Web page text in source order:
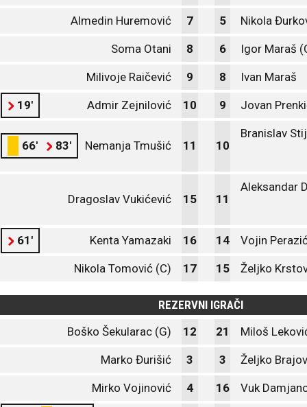
Almedin Huremović 7 5 Nikola
Soma Otani 8 6 Igor Maraš
Milivoje Raičević 9 8 Ivan Maraš
19' Admir Zejnilović 10 9 Jovan
66' 83' Nemanja Tmušić 11 10
Branislav
Dragoslav Vukićević 15 11
Aleksandar
61' Kenta Yamazaki 16 14 Vojin
Nikola Tomović (C) 17 15 Željko
REZERVNI IGRAČI
Boško Šekularac (G)
12 21 Miloš
Marko Đurišić 3 3 Željko
Mirko Vojinović 4 16 Vuk